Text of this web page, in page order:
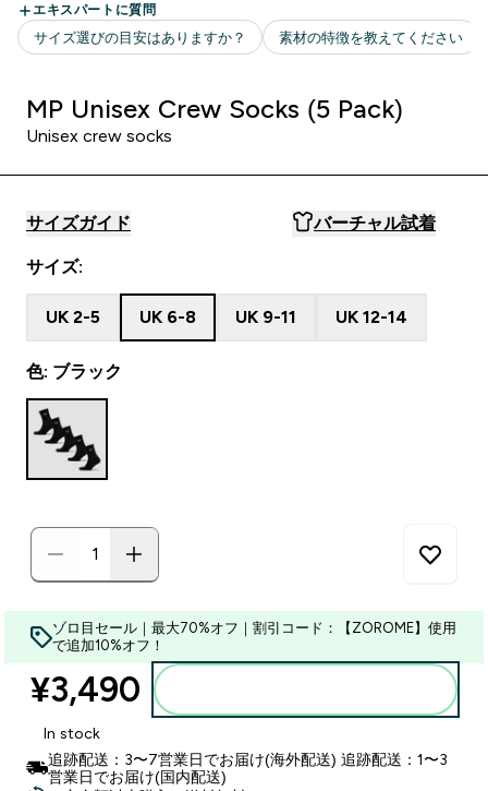
MP Unisex Crew Socks (5 Pack)
Unisex crew socks
サイズガイド バーチャル試着
サイズ:
UK 2-5 UK 6-8 UK 9-11 UK 12-14
色: ブラック
ゾロ目セール｜最大70%オフ｜割引コード：【ZOROME】使用
で追加10%オフ！
¥3,490‎
In stock
追跡配送：3〜7営業日でお届け(海外配送) 追跡配送：1〜3
営業日でお届け(国内配送)